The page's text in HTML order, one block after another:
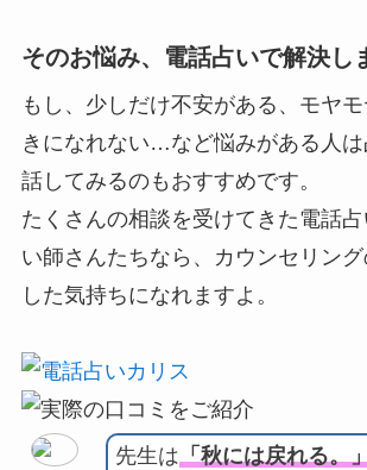
そのお悩み、電話占いで解決し
もし、少しだけ不安がある、モヤ
きになれない…など悩みがある人は
話してみるのもおすすめです。
たくさんの相談を受けてきた電話
い師さんたちなら、カウンセリン
した気持ちになれますよ。
先生は「秋には戻れる。